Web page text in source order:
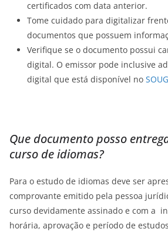
certificados com data anterior.
Tome cuidado para digitalizar
documentos que possuem
Verifique se o documento possui
digital. O emissor pode inclusive
digital que está disponível no
Que documento posso
curso de idiomas?
Para o estudo de idiomas deve ser
comprovante emitido pela pessoa
curso devidamente assinado e com a
horária, aprovação e período de